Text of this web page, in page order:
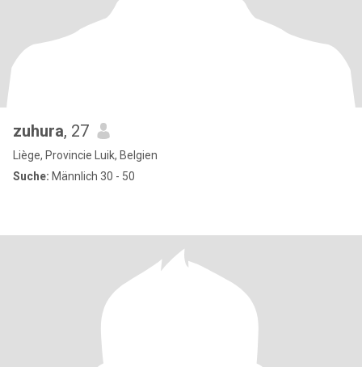
zuhura, 27
Liège, Provincie Luik, Belgien
Suche: Männlich 30 - 50